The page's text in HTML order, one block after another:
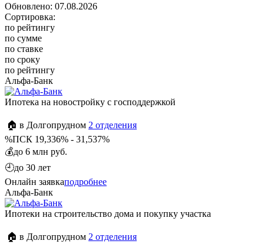
Обновлено: 07.08.2026
Сортировка:
по рейтингу
по сумме
по ставке
по сроку
по рейтингу
Альфа-Банк
Ипотека на новостройку с господдержкой
🏠 в Долгопрудном 2 отделения
%ПСК 19,336% - 31,537%
💰до 6 млн руб.
🕘до 30 лет
Онлайн заявкаподробнее
Альфа-Банк
Ипотеки на строительство дома и покупку участка
🏠 в Долгопрудном 2 отделения